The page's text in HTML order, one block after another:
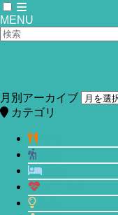
MENU
月別アーカイブ
カテゴリ
【背中トレの
比較！背中や
効くのは？
2024年2月25日